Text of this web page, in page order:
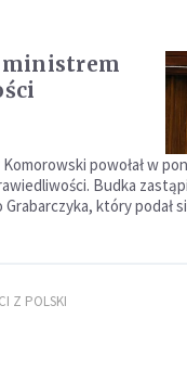
ministrem
powołał w
Budka
który podał
Z POLSKI